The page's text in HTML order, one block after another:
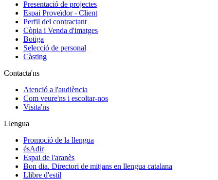
Presentació de projectes
Espai Proveïdor - Client
Perfil del contractant
Còpia i Venda d'imatges
Botiga
Selecció de personal
Càsting
Contacta'ns
Atenció a l'audiència
Com veure'ns i escoltar-nos
Visita'ns
Llengua
Promoció de la llengua
ésAdir
Espai de l'aranès
Bon dia. Directori de mitjans en llengua catalana
Llibre d'estil